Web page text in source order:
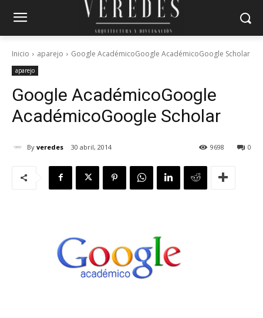
Inicio aparejo Google AcadémicoGoogle AcadémicoGoogle Scholar
aparejo
Google AcadémicoGoogle
AcadémicoGoogle Scholar
By veredes 30 abril, 2014 0
9698